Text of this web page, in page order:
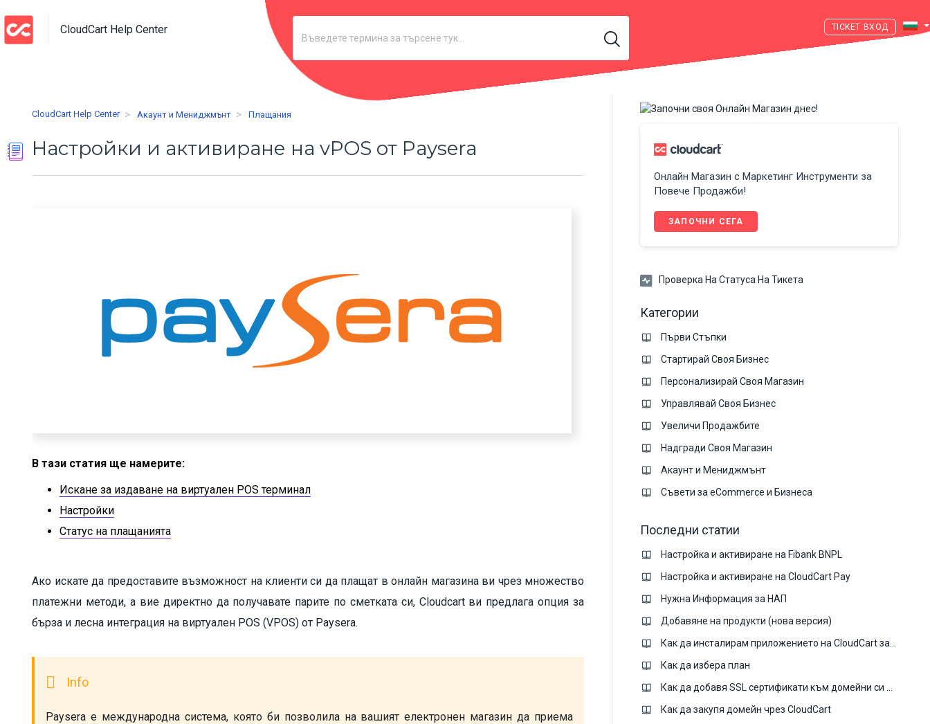
CloudCart Help Center ВХОД
CloudCart Help Center Акаунт и Мениджмънт Плащания
Настройки и активиране на vPOS от Paysera
В тази статия ще намерите:
Искане за издаване на виртуален POS терминал
Настройки
Статус на плащанията
Ако искате да предоставите възможност на клиенти си да плащат в онлайн магазина ви чрез множество
платежни методи, а вие директно да получавате парите по сметката си, Cloudcart ви предлага опция за
бърза и лесна интеграция на виртуален POS (VPOS) от Paysera.
Paysera е международна система, която би позволила на вашият електронен магазин да приема
Онлайн Магазин с Маркетинг Инструменти за
Повече Продажби!
ЗАПОЧНИ СЕГА
Проверка На Статуса На Тикета
Категории
Първи Стъпки
Стартирай Своя Бизнес
Персонализирай Своя Магазин
Управлявай Своя Бизнес
Увеличи Продажбите
Надгради Своя Магазин
Акаунт и Мениджмънт
Съвети за eCommerce и Бизнеса
Последни статии
Настройка и активиране на Fibank BNPL
Настройка и активиране на CloudCart Pay
Нужна Информация за НАП
Добавяне на продукти (нова версия)
Как да избера план
Как да закупя домейн чрез CloudCart